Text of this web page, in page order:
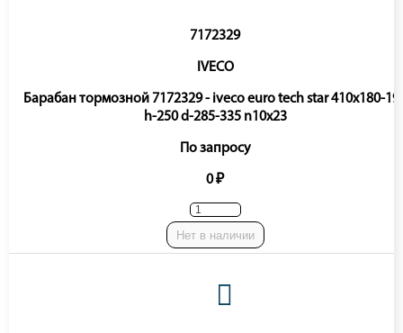
7172329
IVECO
Барабан тормозной 7172329 - iveco euro tech star 410x180-
h-250 d-285-335 n10x23
По запросу
0 ₽
Нет в наличии